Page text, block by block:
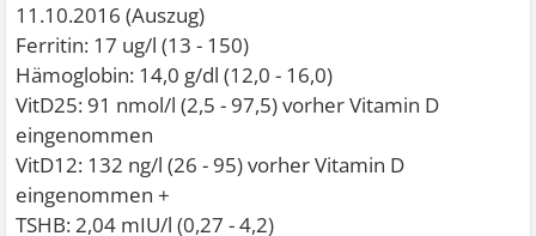
11.10.2016 (Auszug)
Ferritin: 17 ug/l (13 - 150)
Hämoglobin: 14,0 g/dl (12,0 - 16,0)
VitD25: 91 nmol/l (2,5 - 97,5) vorher Vitamin D
eingenommen
VitD12: 132 ng/l (26 - 95) vorher Vitamin D
eingenommen +
TSHB: 2,04 mIU/l (0,27 - 4,2)